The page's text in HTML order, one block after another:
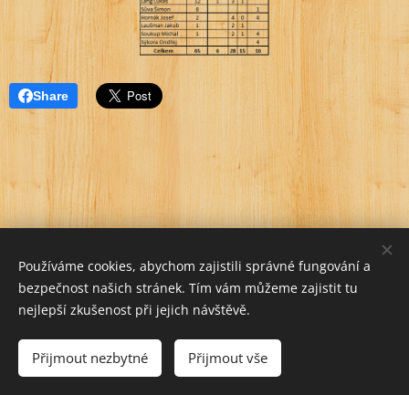
Share
Vytvořeno službou Webnode
Používáme cookies, abychom zajistili správné fungování a
bezpečnost našich stránek. Tím vám můžeme zajistit tu
nejlepší zkušenost při jejich návštěvě.
Přijmout nezbytné Přijmout vše